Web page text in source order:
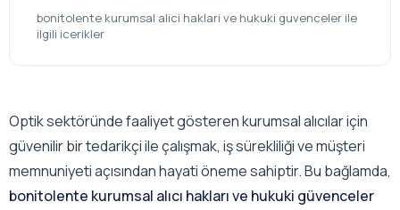
bonitolente kurumsal alici haklari ve hukuki guvenceler ile
ilgili icerikler
Optik sektöründe faaliyet gösteren kurumsal alıcılar için
güvenilir bir tedarikçi ile çalışmak, iş sürekliliği ve müşteri
memnuniyeti açısından hayati öneme sahiptir. Bu bağlamda,
bonitolente kurumsal alıcı hakları ve hukuki güvenceler